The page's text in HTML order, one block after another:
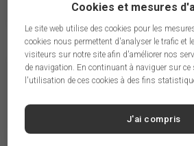
Paul, Responsable
"Les emails sont d'une qualité
pour nos campagnes BtoB !"
Cookies et mesures
Le site web utilise des cookies pour les
cookies nous permettent d'analyser le trafic et
visiteurs sur notre site afin d'améliorer nos
de navigation. En continuant à naviguer sur ce
l'utilisation de ces cookies à des fins
J'ai compris